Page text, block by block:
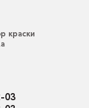
краски
03